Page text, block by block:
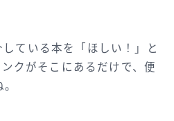
ている本を「ほしい！」と
クがそこにあるだけで、便